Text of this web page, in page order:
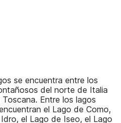
se encuentra entre los
del norte de Italia
Entre los lagos
el Lago de Como,
el Lago de Iseo, el Lago